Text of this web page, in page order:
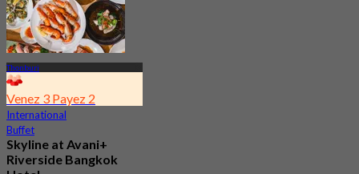
Thonburi
Venez 3 Payez 2
International
Buffet
Skyline at Avani+
Riverside Bangkok